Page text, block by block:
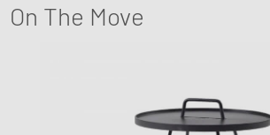
On The Move